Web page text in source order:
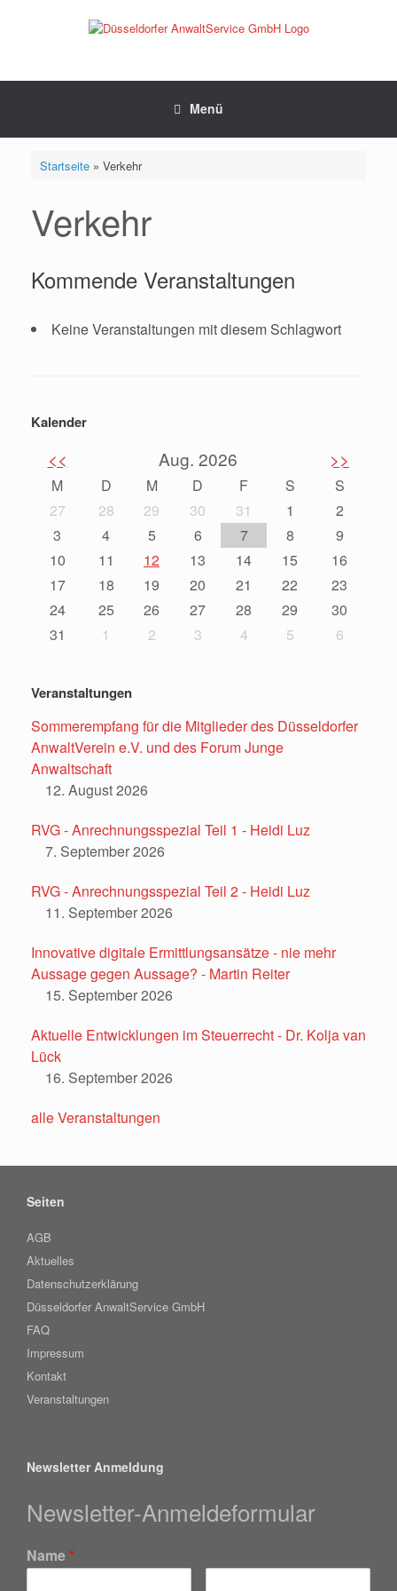
Menü
Startseite» Verkehr
Verkehr
Kommende Veranstaltungen
Keine Veranstaltungen mit diesem Schlagwort
Kalender
<< Aug. 2026 >>
M D M D F S
S
27
28 29 30 31 1
2
3
4 5 6 7 8
9
10
11 12 13 14 15
16
17
18 19 20 21 22
23
24
25 26 27 28 29
30
31
1 2 3 4 5 6
Veranstaltungen
Sommerempfang für die Mitglieder des Düsseldorfer
AnwaltVerein e.V. und des Forum Junge
Anwaltschaft
12. August 2026
RVG - Anrechnungsspezial Teil 1 - Heidi Luz
7. September 2026
RVG - Anrechnungsspezial Teil 2 - Heidi Luz
11. September 2026
Innovative digitale Ermittlungsansätze - nie mehr
Aussage gegen Aussage? - Martin Reiter
15. September 2026
Aktuelle Entwicklungen im Steuerrecht - Dr. Kolja van
Lück
16. September 2026
alle Veranstaltungen
Seiten
AGB
Aktuelles
Datenschutzerklärung
Düsseldorfer AnwaltService GmbH
FAQ
Impressum
Kontakt
Veranstaltungen
Newsletter Anmeldung
Newsletter-Anmeldeformular
Name *